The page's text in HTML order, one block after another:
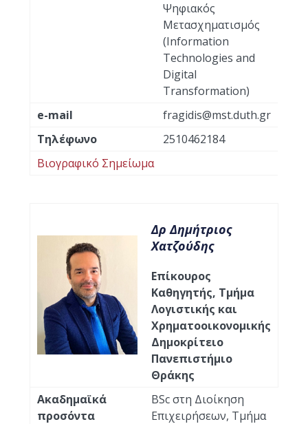
Ψηφιακός
Μετασχηματισμός
(Information
Technologies and
Digital
Transformation)
e-mail
fragidis@mst.duth.gr
Τηλέφωνο
2510462184
Βιογραφικό Σημείωμα
Δρ Δημήτριος
Χατζούδης
Επίκουρος
Καθηγητής, Τμήμα
Λογιστικής και
Χρηματοοικονομικής
Δημοκρίτειο
Πανεπιστήμιο
Θράκης
Ακαδημαϊκά
προσόντα
BSc στη Διοίκηση
Επιχειρήσεων, Τμήμα